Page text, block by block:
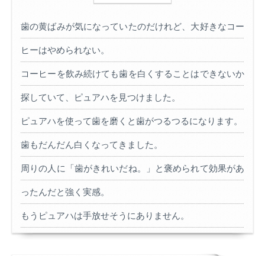
歯の黄ばみが気になっていたのだけれど、大好きなコー
ヒーはやめられない。
コーヒーを飲み続けても歯を白くすることはできないか
探していて、ピュアハを見つけました。
ピュアハを使って歯を磨くと歯がつるつるになります。
歯もだんだん白くなってきました。
周りの人に「歯がきれいだね。」と褒められて効果があ
ったんだと強く実感。
もうピュアハは手放せそうにありません。